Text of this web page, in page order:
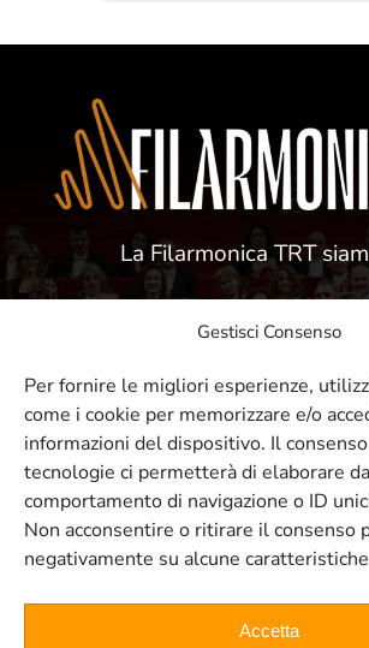
Gestisci Consenso
Per fornire le migliori esperienze,
come i cookie per memorizzare e/o
informazioni del dispositivo. Il
tecnologie ci permetterà di elaborare
comportamento di navigazione o ID
Non acconsentire o ritirare il consenso
negativamente su alcune
Accetta
La Filarmonica TRT
ISCRIVITI ALLA NOSTRA
Resta sempre aggiornato
eventi e concerti
ISCRIVITI